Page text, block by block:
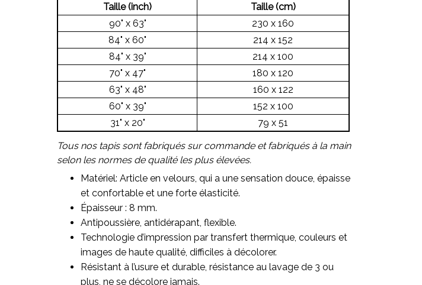
Taille (inch)
Taille (cm)
90" x 63"
230 x 160
84" x 60"
214 x 152
84" x 39"
214 x 100
70" x 47"
180 x 120
63" x 48"
160 x 122
60" x 39"
152 x 100
31" x 20"
79 x 51
Tous nos tapis sont fabriqués sur commande et fabriqués à la main
selon les normes de qualité les plus élevées.
Matériel: Article en velours, qui a une sensation douce, épaisse
et confortable et une forte élasticité.
Épaisseur : 8 mm.
Antipoussière, antidérapant, flexible.
Technologie d’impression par transfert thermique, couleurs et
images de haute qualité, difficiles à décolorer.
Résistant à l’usure et durable, résistance au lavage de 3 ou
plus, ne se décolore jamais.